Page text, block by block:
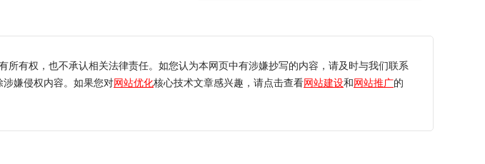
有权，也不承认相关法律责任。如您认为本网页中有涉嫌抄写的内容，请及时与我们联系
嫌侵权内容。如果您对网站优化核心技术文章感兴趣，请点击查看网站建设和 网站推广的